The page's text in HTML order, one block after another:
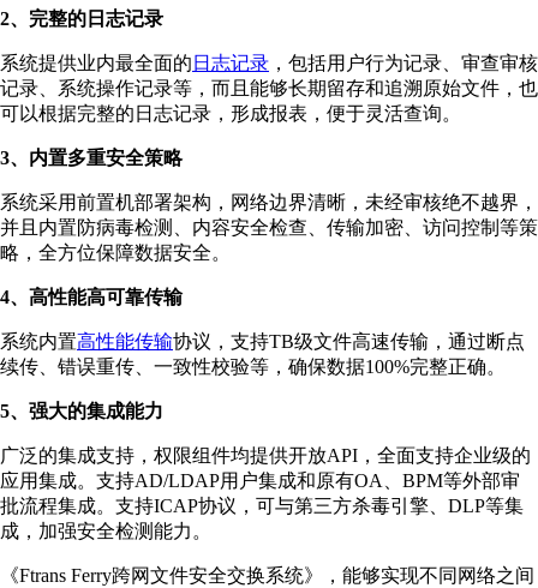
2、完整的日志记录
系统提供业内最全面的 日志记录 ，包括用户行为记录、审查审核
记录、系统操作记录等，而且能够长期留存和追溯原始文件，也
可以根据完整的日志记录，形成报表，便于灵活查询。
3、内置多重安全策略
系统采用前置机部署架构，网络边界清晰，未经审核绝不越界，
并且内置防病毒检测、内容安全检查、传输加密、访问控制等策
略，全方位保障数据安全。
4、高性能高可靠传输
系统内置高性能传输协议，支持TB级文件高速传输，通过断点
续传、错误重传、一致性校验等，确保数据100%完整正确。
5、强大的集成能力
广泛的集成支持，权限组件均提供开放API，全面支持企业级的
应用集成。支持AD/LDAP用户集成和原有OA、BPM等外部审
批流程集成。支持ICAP协议，可与第三方杀毒引擎、DLP等集
成，加强安全检测能力。
《Ftrans Ferry跨网文件安全交换系统》，能够实现不同网络之间